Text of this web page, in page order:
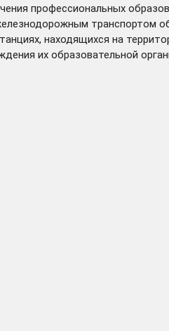
профессиональных
транспортом
находящихся на
их образовательной